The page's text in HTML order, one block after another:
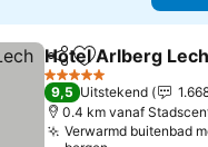
DelenToevoegen
Hotel Arlberg Lech
5 Sterren
9,5 Uitstekend
0.4 km vanaf
Verwarmd buitenbad